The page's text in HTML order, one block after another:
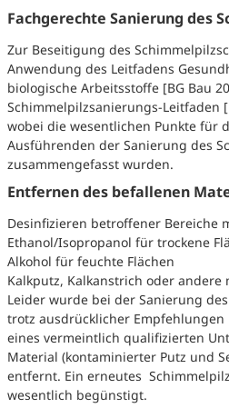
Fachgerechte Sanierung des
Zur Beseitigung des
Anwendung des Leitfadens
biologische Arbeitsstoffe [BG Bau
Schimmelpilzsanierungs-Leitfaden
wobei die wesentlichen Punkte für
Ausführenden der Sanierung des
zusammengefasst wurden.
Entfernen des befallenen
Desinfizieren betroffener Bereiche
Ethanol/Isopropanol für trockene
Alkohol für feuchte Flächen
Kalkputz, Kalkanstrich oder
Leider wurde bei der Sanierung
trotz ausdrücklicher
eines vermeintlich qualifizierten
Material (kontaminierter Putz und
entfernt. Ein erneutes
wesentlich begünstigt.